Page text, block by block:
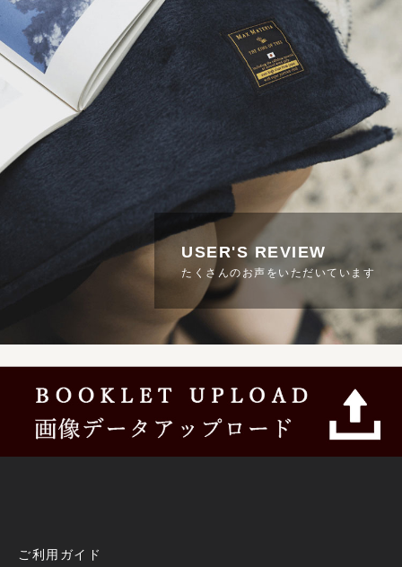
USER'S REVIEW
たくさんのお声をいただいています
ご利用ガイド